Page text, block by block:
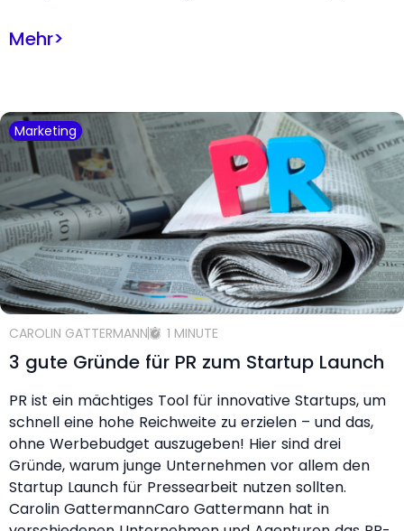
Mehr>
Marketing
CAROLIN GATTERMANN 1 MINUTE
3 gute Gründe für PR zum Startup Launch
PR ist ein mächtiges Tool für innovative Startups, um
schnell eine hohe Reichweite zu erzielen – und das,
ohne Werbebudget auszugeben! Hier sind drei
Gründe, warum junge Unternehmen vor allem den
Startup Launch für Pressearbeit nutzen sollten.
Carolin GattermannCaro Gattermann hat in